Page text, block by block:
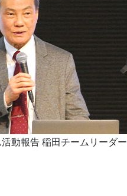
動報告 稲田チームリーダー